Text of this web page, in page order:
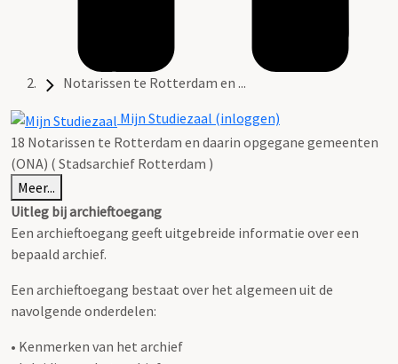
Notarissen te Rotterdam en ...
Mijn Studiezaal (inloggen)
18 Notarissen te Rotterdam en daarin opgegane gemeenten
(ONA) ( Stadsarchief Rotterdam )
Meer...
Uitleg bij archieftoegang
Een archieftoegang geeft uitgebreide informatie over een
bepaald archief.
Een archieftoegang bestaat over het algemeen uit de
navolgende onderdelen:
• Kenmerken van het archief